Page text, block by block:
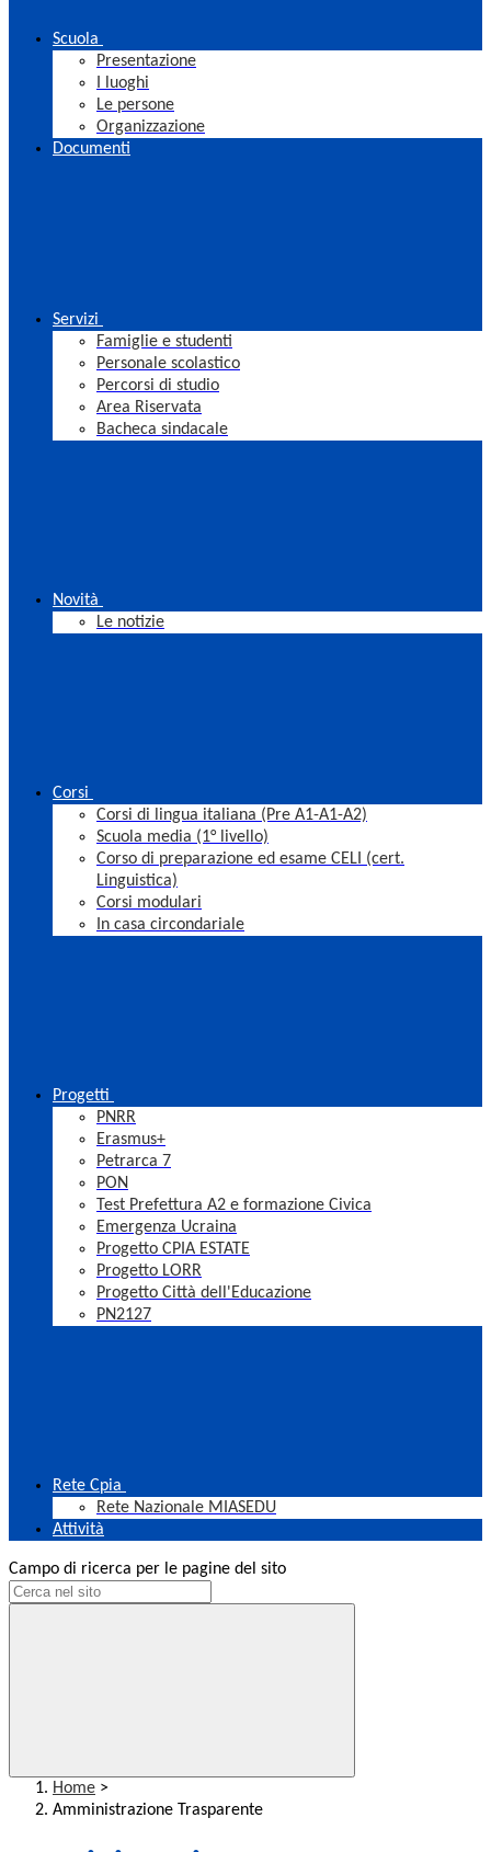
Scuola
Presentazione
I luoghi
Le persone
Organizzazione
Documenti
Servizi
Famiglie e studenti
Personale scolastico
Percorsi di studio
Area Riservata
Bacheca sindacale
Novità
Le notizie
Corsi
Corsi di lingua italiana (Pre A1-A1-A2)
Scuola media (1° livello)
Corso di preparazione ed esame CELI (cert.
Linguistica)
Corsi modulari
In casa circondariale
Progetti
PNRR
Erasmus+
Petrarca 7
PON
Test Prefettura A2 e formazione Civica
Emergenza Ucraina
Progetto CPIA ESTATE
Progetto LORR
Progetto Città dell'Educazione
PN2127
Rete Cpia
Rete Nazionale MIASEDU
Attività
Campo di ricerca per le pagine del sito
Home >
Amministrazione Trasparente